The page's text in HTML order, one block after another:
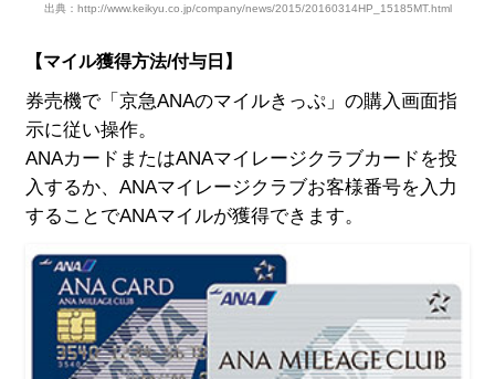
出典：http://www.keikyu.co.jp/company/news/2015/20160314HP_15185MT.html
【マイル獲得方法/付与日】
券売機で「京急ANAのマイルきっぷ」の購入画面指
示に従い操作。
ANAカードまたはANAマイレージクラブカードを投
入するか、ANAマイレージクラブお客様番号を入力
することでANAマイルが獲得できます。